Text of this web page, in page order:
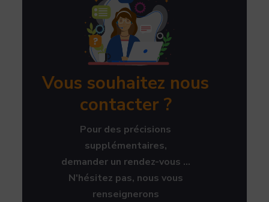
Vous souhaitez nous
contacter ?
Pour des précisions
supplémentaires,
demander un rendez-vous ...
N'hésitez pas, nous vous
renseignerons